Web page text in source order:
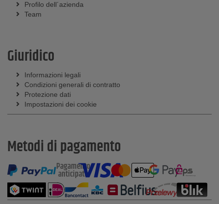
Profilo dell´azienda
Team
Giuridico
Informazioni legali
Condizioni generali di contratto
Protezione dati
Impostazioni dei cookie
Metodi di pagamento
Pagamento
anticipato